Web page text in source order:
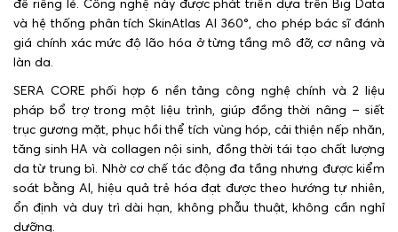
đề riêng lẻ. Công nghệ này được phát triển dựa trên Big Data
và hệ thống phân tích SkinAtlas AI 360°, cho phép bác sĩ đánh
giá chính xác mức độ lão hóa ở từng tầng mô đỡ, cơ nâng và
làn da.
SERA CORE phối hợp 6 nền tảng công nghệ chính và 2 liệu
pháp bổ trợ trong một liệu trình, giúp đồng thời nâng – siết
trục gương mặt, phục hồi thể tích vùng hóp, cải thiện nếp nhăn,
tăng sinh HA và collagen nội sinh, đồng thời tái tạo chất lượng
da từ trung bì. Nhờ cơ chế tác động đa tầng nhưng được kiểm
soát bằng AI, hiệu quả trẻ hóa đạt được theo hướng tự nhiên,
ổn định và duy trì dài hạn, không phẫu thuật, không cần nghỉ
dưỡng.